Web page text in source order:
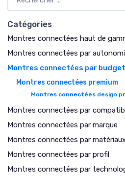
Catégories
Montres connectées haut de
Montres connectées par
Montres connectées par budget
Montres connectées premium
Montres connectées design
Montres connectées par
Montres connectées par marque
Montres connectées par
Montres connectées par profil
Montres connectées par